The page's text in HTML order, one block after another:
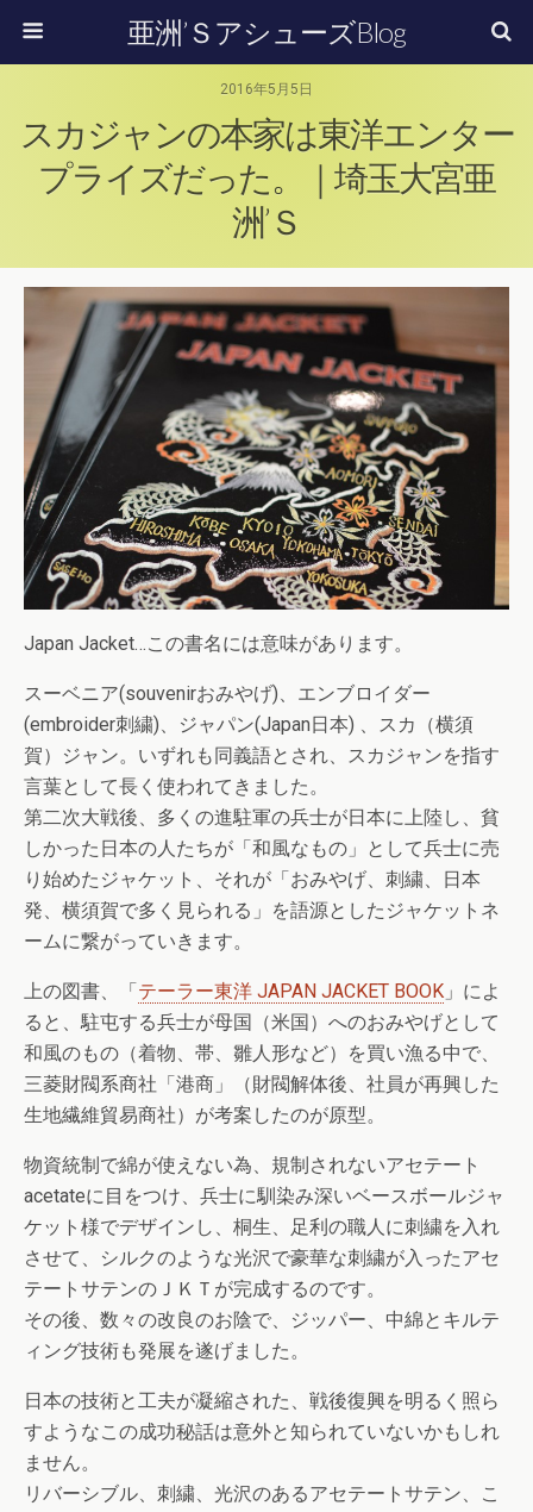
亜洲’ＳアシューズBlog
2016年5月5日
スカジャンの本家は東洋エンター
プライズだった。｜埼玉大宮亜
洲’Ｓ
Japan Jacket…この書名には意味があります。
スーベニア(souvenirおみやげ)、エンブロイダー
(embroider刺繍)、ジャパン(Japan日本) 、スカ（横須
賀）ジャン。いずれも同義語とされ、スカジャンを指す
言葉として長く使われてきました。
第二次大戦後、多くの進駐軍の兵士が日本に上陸し、貧
しかった日本の人たちが「和風なもの」として兵士に売
り始めたジャケット、それが「おみやげ、刺繍、日本
発、横須賀で多く見られる」を語源としたジャケットネ
ームに繋がっていきます。
上の図書、「 テーラー東洋 JAPAN JACKET BOOK 」によ
ると、駐屯する兵士が母国（米国）へのおみやげとして
和風のもの（着物、帯、雛人形など）を買い漁る中で、
三菱財閥系商社「港商」（財閥解体後、社員が再興した
生地繊維貿易商社）が考案したのが原型。
物資統制で綿が使えない為、規制されないアセテート
acetateに目をつけ、兵士に馴染み深いベースボールジャ
ケット様でデザインし、桐生、足利の職人に刺繍を入れ
させて、シルクのような光沢で豪華な刺繍が入ったアセ
テートサテンのＪＫＴが完成するのです。
その後、数々の改良のお陰で、ジッパー、中綿とキルテ
ィング技術も発展を遂げました。
日本の技術と工夫が凝縮された、戦後復興を明るく照ら
すようなこの成功秘話は意外と知られていないかもしれ
ません。
リバーシブル、刺繍、光沢のあるアセテートサテン、こ